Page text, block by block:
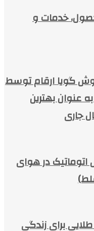
خدمات و
گویا ارقام توسط
عنوان بهترین
جاری
اتوماتیک در هوای
برای زندگی